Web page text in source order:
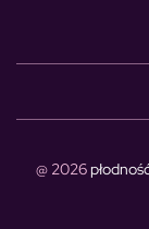
@ 2026